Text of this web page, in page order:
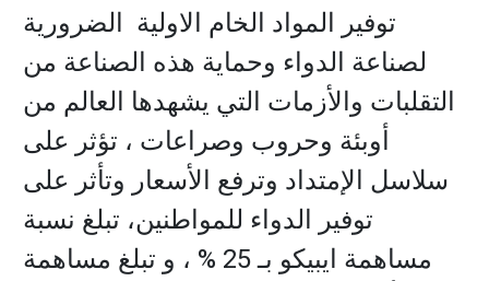
توفير المواد الخام الاولية الضرورية
لصناعة الدواء وحماية هذه الصناعة من
التقلبات والأزمات التي يشهدها العالم من
أوبئة وحروب وصراعات ، تؤثر على
سلاسل الإمتداد وترفع الأسعار وتأثر على
توفير الدواء للمواطنين، تبلغ نسبة
مساهمة ايبيكو بـ 25 % ، و تبلغ مساهمة